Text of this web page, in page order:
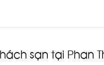
sạn tại Phan